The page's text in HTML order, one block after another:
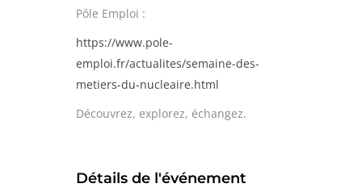
Pôle Emploi :
https://www.pole-
emploi.fr/actualites/semaine-des-
metiers-du-nucleaire.html
Découvrez, explorez, échangez.
Détails de l'événement